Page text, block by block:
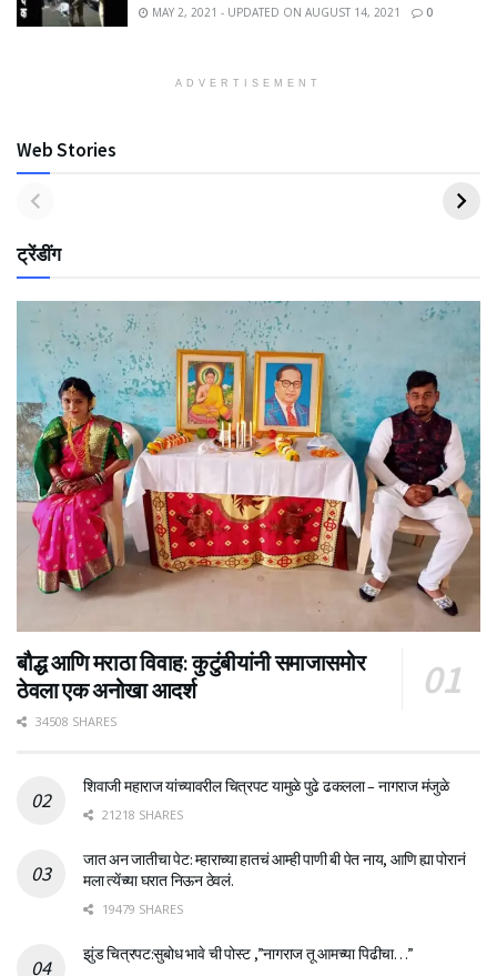
MAY 2, 2021 - UPDATED ON AUGUST 14, 2021
0
ADVERTISEMENT
Web Stories
ट्रेंडींग
बौद्ध आणि मराठा विवाह: कुटुंबीयांनी समाजासमोर
ठेवला एक अनोखा आदर्श
34508 SHARES
शिवाजी महाराज यांच्यावरील चित्रपट यामुळे पुढे ढकलला – नागराज मंजुळे
21218 SHARES
जात अन जातीचा पेट: म्हाराच्या हातचं आम्ही पाणी बी पेत नाय, आणि ह्या पोरानं
मला त्येंच्या घरात निऊन ठेवलं.
19479 SHARES
झुंड चित्रपट:सुबोध भावे ची पोस्ट ,”नागराज तू आमच्या पिढीचा…”